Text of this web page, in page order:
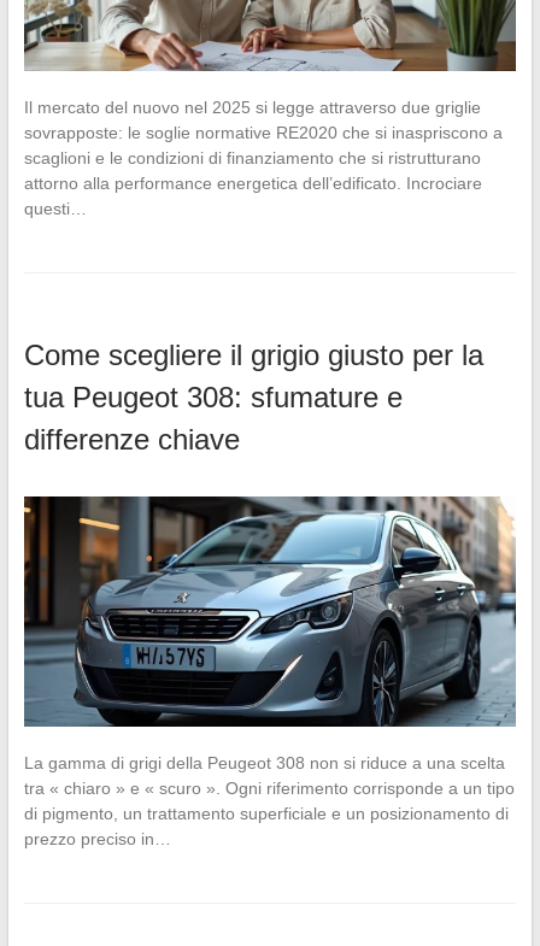
Il mercato del nuovo nel 2025 si legge attraverso due griglie
sovrapposte: le soglie normative RE2020 che si inaspriscono a
scaglioni e le condizioni di finanziamento che si ristrutturano
attorno alla performance energetica dell’edificato. Incrociare
questi…
Come scegliere il grigio giusto per la
tua Peugeot 308: sfumature e
differenze chiave
La gamma di grigi della Peugeot 308 non si riduce a una scelta
tra « chiaro » e « scuro ». Ogni riferimento corrisponde a un tipo
di pigmento, un trattamento superficiale e un posizionamento di
prezzo preciso in…